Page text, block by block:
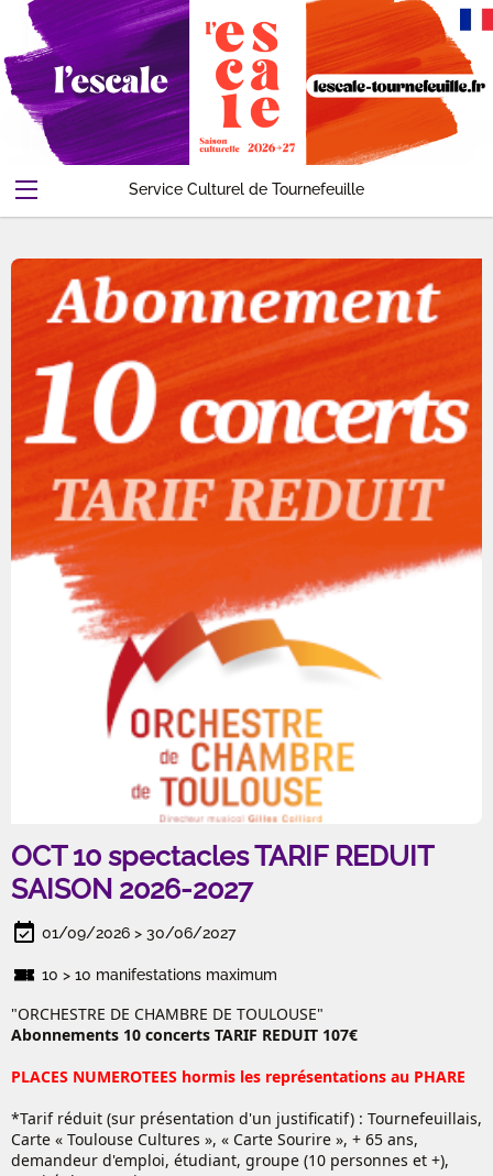
Service Culturel de Tournefeuille
OCT 10 spectacles TARIF REDUIT
SAISON 2026-2027
01/09/2026 > 30/06/2027
10 > 10 manifestations maximum
"ORCHESTRE DE CHAMBRE DE TOULOUSE"
Abonnements 10 concerts TARIF REDUIT 107€
PLACES NUMEROTEES hormis les représentations au PHARE
*Tarif réduit (sur présentation d'un justificatif) : Tournefeuillais,
Carte « Toulouse Cultures », « Carte Sourire », + 65 ans,
demandeur d'emploi, étudiant, groupe (10 personnes et +),